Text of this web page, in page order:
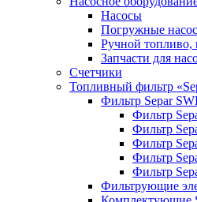
Насосы
Погружные
Ручной топливо,
Запчасти для
Счетчики
Топливный фильтр
Фильтр Separ
Фильтр
Фильтр
Фильтр
Фильтр
Фильтр
Фильтрующие